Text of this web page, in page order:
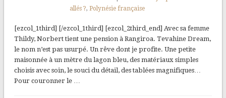
allés ?,Polynésie française
[ezcol_1third] [/ezcol_1third] [ezcol_2third_end] Avec sa femme
Thildy, Norbert tient une pension à Rangiroa. Tevahine Dream,
le nom n’est pas usurpé. Un rêve dont je profite. Une petite
maisonnée à un mètre du lagon bleu, des matériaux simples
choisis avec soin, le souci du détail, des tablées magnifiques…
Pour couronner le …